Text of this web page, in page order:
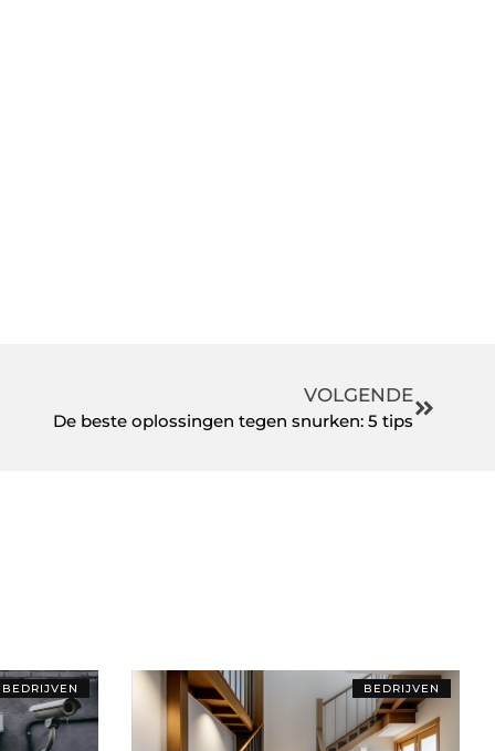
VOLGENDE
De beste oplossingen tegen snurken: 5 tips
BEDRIJVEN BEDRIJVEN